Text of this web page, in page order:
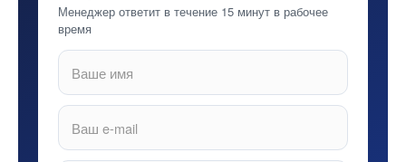
Менеджер ответит в течение 15 минут в рабочее
время